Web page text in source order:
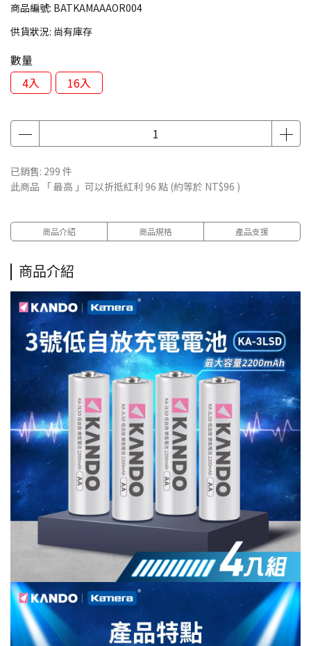
商品編號: BATKAMAAAOR004
供貨狀況: 尚有庫存
數量
4入
16入
已銷售: 299 件
此商品 「 最高 」可以折抵紅利 96 點 (約等於 NT$96 )
商品介紹 商品規格 產品支援
商品介紹